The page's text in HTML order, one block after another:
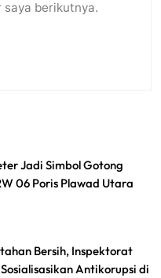
saya berikutnya.
Jadi Simbol Gotong
06 Poris Plawad Utara
Bersih, Inspektorat
Antikorupsi di